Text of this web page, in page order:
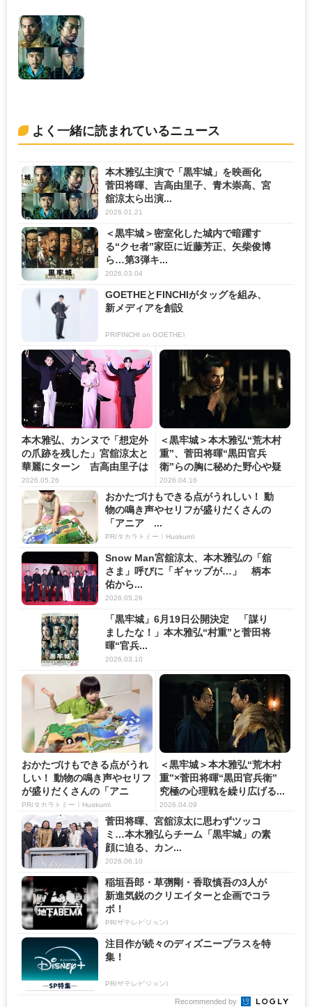
よく一緒に読まれているニュース
本木雅弘主演で「黒牢城」を映画化
菅田将暉、吉高由里子、青木崇高、宮
舘涼太ら出演...
2026.01.21
＜黒牢城＞密室化した城内で暗躍す
る“クセ者”家臣に近藤芳正、矢柴俊博
ら…第3弾キ...
2026.03.04
GOETHEとFINCHIがタッグを組み、
新メディアを創設
PR(FINCHI on GOETHE)
本木雅弘、カンヌで「想定外
の爪跡を残した」宮舘涼太と
華麗にターン 吉高由里子は
大...
2026.05.26
＜黒牢城＞本木雅弘“荒木村
重”、菅田将暉“黒田官兵
衛”らの胸に秘めた野心や疑
念が...
2026.04.16
おかたづけもできる点がうれしい！ 動
物の鳴き声やセリフが盛りだくさんの
「アニア ...
PR(タカラトミー｜Hugkum)
Snow Man宮舘涼太、本木雅弘の「舘
さま」呼びに「ギャップが…」 柄本
佑から...
2026.05.26
「黒牢城」6月19日公開決定 「謀り
ましたな！」本木雅弘“村重”と菅田将
暉“官兵...
2026.03.10
おかたづけもできる点がうれ
しい！ 動物の鳴き声やセリフ
が盛りだくさんの「アニ
ア ...
PR(タカラトミー｜Hugkum)
＜黒牢城＞本木雅弘“荒木村
重”×菅田将暉“黒田官兵衛”
究極の心理戦を繰り広げる...
2026.04.09
菅田将暉、宮舘涼太に思わずツッコ
ミ…本木雅弘らチーム「黒牢城」の素
顔に迫る、カン...
2026.06.10
稲垣吾郎・草彅剛・香取慎吾の3人が
新進気鋭のクリエイターと企画でコラ
ボ！
PR(ザテレビジョン)
注目作が続々のディズニープラスを特
集！
PR(ザテレビジョン)
Recommended by